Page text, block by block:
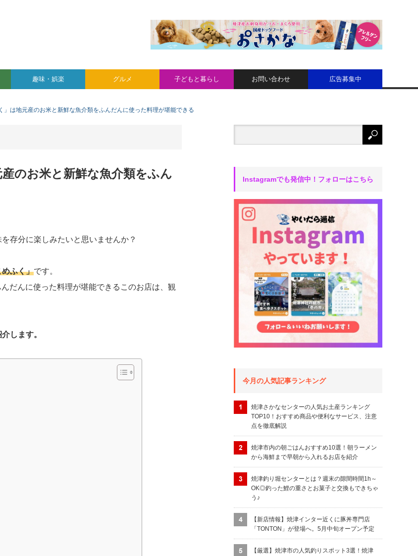
趣味・娯楽 グルメ 子どもと暮らし お問い合わせ 広告募集中
」は地元産のお米と新鮮な魚介類をふんだんに使った料理が堪能できる
のお米と新鮮な魚介類をふん
存分に楽しみたいと思いませんか？
めふく」です。
だんに使った料理が堪能できるこのお店は、観
します。
Instagramでも発信中！フォローはこちら
今月の人気記事ランキング
焼津さかなセンターの人気お土産ランキング
TOP10！おすすめ商品や便利なサービス、注意
点を徹底解説
焼津市内の朝ごはんおすすめ10選！朝ラーメン
から海鮮まで早朝から入れるお店を紹介
焼津釣り堀センターとは？週末の隙間時間1h～
OK◎釣った鯉の重さとお菓子と交換もできちゃ
う♪
【新店情報】焼津インター近くに豚丼専門店
「TONTON」が登場へ。5月中旬オープン予定
【厳選】焼津市の人気釣りスポット3選！焼津